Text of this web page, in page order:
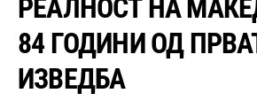
РЕАЛНОСТ НА
84 ГОДИНИ ОД
ИЗВЕДБА